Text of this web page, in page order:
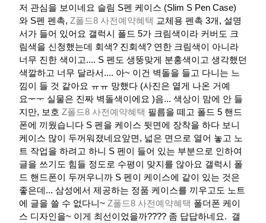
저 관심을 보이네요​​​​​ 슬림 S펜 케이스 (Slim S Pen Case)
와 S펜 펜촉, Z폴드8 사전예약혜택 교체용 펜촉 3개, 설명
서가 들어 있어요 갤럭시 폴드 5가 크림색이라 커버도 크
림색을 신청했는데 회색? 진회색? 연한 크림색이 아니라
너무 진한 색이고.... S 펜도 생뚱맞게 분홍색이고 생각했던
색깔하고 너무 달라서.... 아~ 이건 벽돌을 들고 다니는 느
낌이 들 것 같아요 ㅠㅠ 망했다​ (사진은 옅게 나온 거예
요ᅮᅮ 실물은 진짜 벽돌색이에요 )​​​​​음... 색상이 맘에 안 들
지만, 보호 Z폴드8 사전예약혜택 필름을 떼고 폴드 5 핸드
폰에 끼웠습니다​​​​​​ S 펜을 케이스 뒷면에 장착을 하다 보니
케이스 많이 두꺼워졌네요앞면, 넓은 면으로 열어 놓고 노
트 작업을 하려고 하니 S 펜이 들어 있는 부분으로 인하여
글을 쓰기도 힘들 정도로 수평이 맞지를 않아요​ 갤럭시 폴
드 핸드폰이 두꺼우니까 S 펜이 케이스에 같이 있는 것은
좋은데... 삼성에서 제공하는 정품 케이스를 끼우고도 노트
에 글을 쓸 수 없다니~ Z폴드8 사전예약혜택 폴더폰 케이
스 디자인을~ 이게 최선이었을까???? 좀 답답하네요.​​ ​ 갤